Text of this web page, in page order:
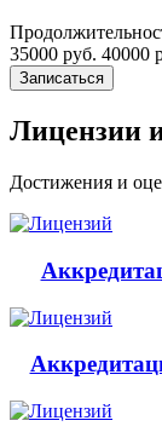
(центров)»
35000 руб. 40000
Записаться
Лицензии
Достижения и